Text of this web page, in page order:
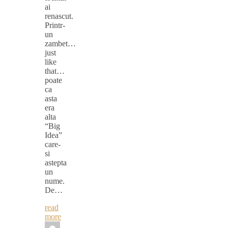
ai
renascut.
Printr-
un
zambet…
just
like
that…
poate
ca
asta
era
alta
“Big
Idea”
care-
si
astepta
un
nume.
De…
read
more